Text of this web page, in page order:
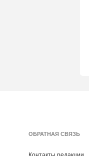
ОБРАТНАЯ СВЯЗЬ